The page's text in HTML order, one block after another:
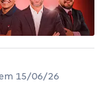
15/06/26